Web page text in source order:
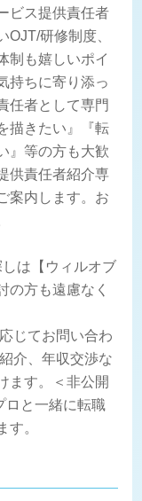
ビス提供責任者
研修制度、
制も嬉しいポイ
持ちに寄り添っ
任者として専門
描きたい』『転
』等の方も大歓
供責任者紹介専
案内します。お
は【ウィルオブ
の方も遠慮なく
じてお問い合わ
介、年収交渉な
ます。＜非公開
ロと一緒に転職
す。